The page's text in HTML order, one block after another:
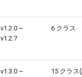
v1.2.0 ~
v1.2.7
6 クラス
v1.3.0 ~ 15 クラス